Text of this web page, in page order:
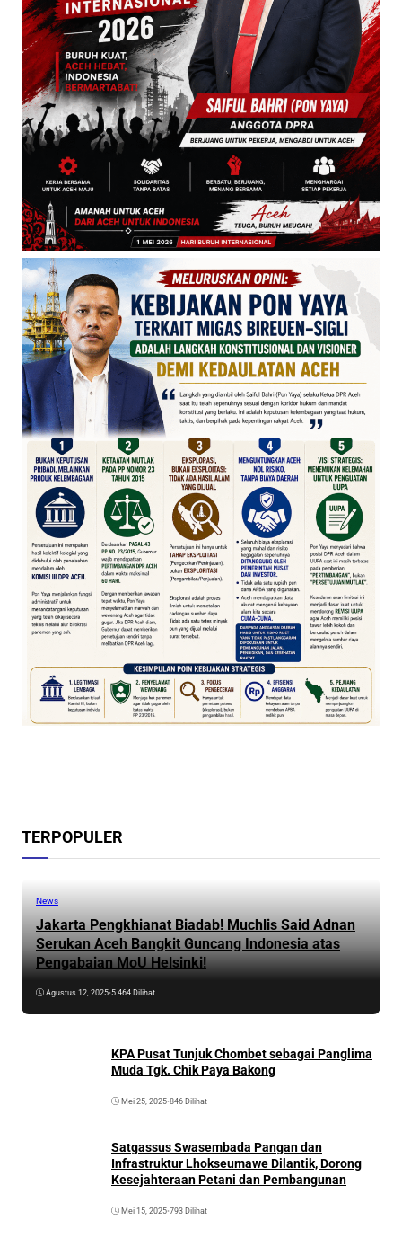
TERPOPULER
News
Jakarta Pengkhianat Biadab! Muchlis Said Adnan
Serukan Aceh Bangkit Guncang Indonesia atas
Pengabaian MoU Helsinki!
Agustus 12, 2025•5.464 Dilihat
KPA Pusat Tunjuk Chombet sebagai Panglima
Muda Tgk. Chik Paya Bakong
Mei 25, 2025•846 Dilihat
Satgassus Swasembada Pangan dan
Infrastruktur Lhokseumawe Dilantik, Dorong
Kesejahteraan Petani dan Pembangunan
Mei 15, 2025•793 Dilihat